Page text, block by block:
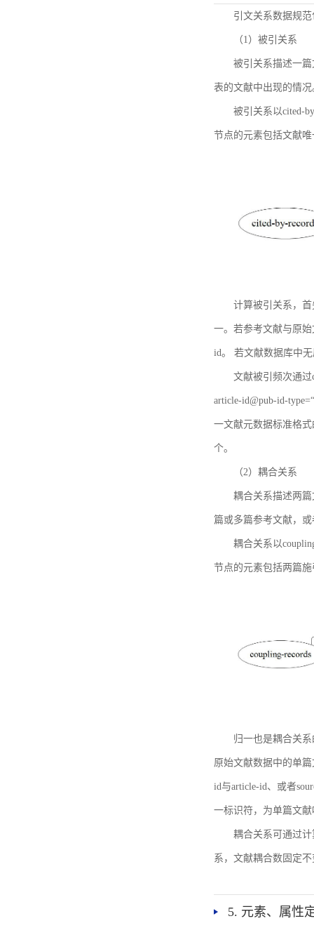
引文关系数据规
（1）被引关系
被引关系描述一
表的文献中出现的情况
被引关系以cited-
节点的元素包括文献
计算被引关系，
一。若参考文献与原
id。 若文献数据库中
文献被引频次通
article-id@pub-id-
一文献元数据标准格
个。
（2）耦合关系
耦合关系描述两
篇或多篇参考文献，
耦合关系以
节点的元素包括两篇
归一也是耦合关
原始文献数据中的单篇
id与article-id、或者
一标识符，为单篇文
耦合关系可通过
系，文献耦合数固定不
5. 元素、属性